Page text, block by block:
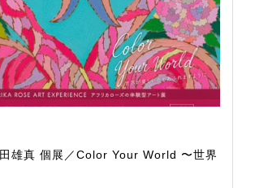
田雄真 個展／Color Your World 〜世界